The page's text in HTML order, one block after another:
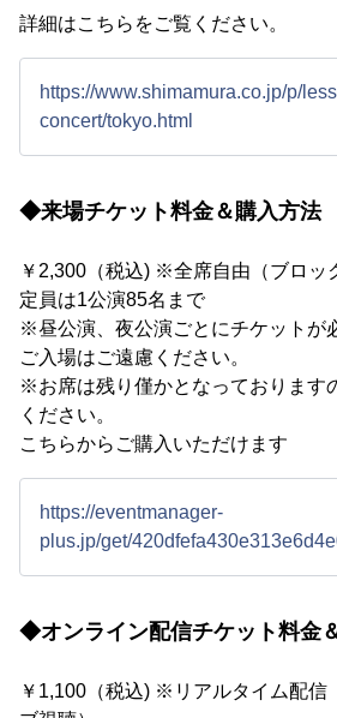
詳細はこちらをご覧ください。
https://www.shimamura.co.jp/p/
concert/tokyo.html
◆来場チケット料金＆購入方法
￥2,300（税込) ※全席自由（ブロッ
定員は1公演85名まで
※昼公演、夜公演ごとにチケットが
ご入場はご遠慮ください。
※お席は残り僅かとなっております
ください。
こちらからご購入いただけます
https://eventmanager-
plus.jp/get/
◆オンライン配信チケット料金
￥1,100（税込) ※リアルタイム配信